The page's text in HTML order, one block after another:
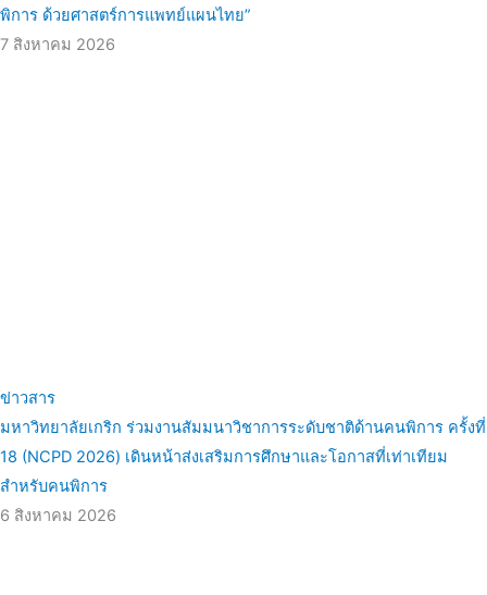
พิการ ด้วยศาสตร์การแพทย์แผนไทย”
7 สิงหาคม 2026
ข่าวสาร
มหาวิทยาลัยเกริก ร่วมงานสัมมนาวิชาการระดับชาติด้านคนพิการ ครั้งที่
18 (NCPD 2026) เดินหน้าส่งเสริมการศึกษาและโอกาสที่เท่าเทียม
สำหรับคนพิการ
6 สิงหาคม 2026